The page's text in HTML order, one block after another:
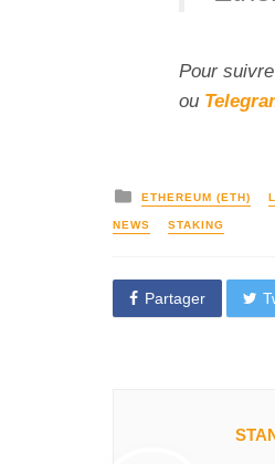
Pour suivre
ou
ETHEREUM (ETH)
NEWS STAKING
Partager